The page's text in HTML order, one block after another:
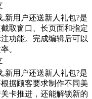
,新用户还送新人礼包?是
取窗口、长页面和指定
功能。完成编辑后可以
。
,新用户还送新人礼包?是
据顾客要求制作不同美
卡推进，还能解锁新的